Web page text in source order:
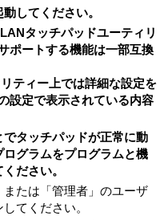
してください。
タッチパッドユーティリ
ポートする機能は一部互換
ティー上では詳細な設定を
設定で表示されている内容
タッチパッドが正常に動
グラムをプログラムと機
ださい。
または「管理者」のユーザ
てください。